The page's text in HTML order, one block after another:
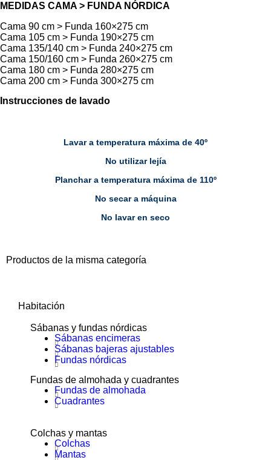
MEDIDAS CAMA > FUNDA NÓRDICA
Cama 90 cm > Funda 160×275 cm
Cama 105 cm > Funda 190×275 cm
Cama 135/140 cm > Funda 240×275 cm
Cama 150/160 cm > Funda 260×275 cm
Cama 180 cm > Funda 280×275 cm
Cama 200 cm > Funda 300×275 cm
Instrucciones de lavado
Lavar a temperatura máxima de 40º
No utilizar lejía
Planchar a temperatura máxima de 110º
No secar a máquina
No lavar en seco
Productos de la misma categoría
Habitación
Sábanas y fundas nórdicas
Sábanas encimeras
Sábanas bajeras ajustables
Fundas nórdicas
Fundas de almohada y cuadrantes
Fundas de almohada
Cuadrantes
Colchas y mantas
Colchas
Mantas